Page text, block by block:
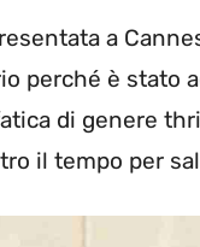
a
perché è stato
di genere
il tempo per